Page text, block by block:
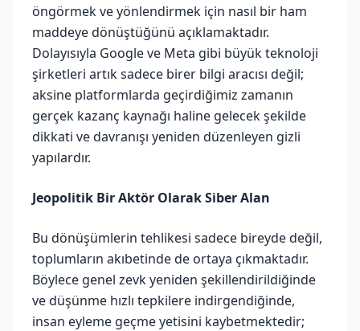
öngörmek ve yönlendirmek için nasıl bir ham
maddeye dönüştüğünü açıklamaktadır.
Dolayısıyla Google ve Meta gibi büyük teknoloji
şirketleri artık sadece birer bilgi aracısı değil;
aksine platformlarda geçirdiğimiz zamanın
gerçek kazanç kaynağı haline gelecek şekilde
dikkati ve davranışı yeniden düzenleyen gizli
yapılardır.
Jeopolitik Bir Aktör Olarak Siber Alan
Bu dönüşümlerin tehlikesi sadece bireyde değil,
toplumların akıbetinde de ortaya çıkmaktadır.
Böylece genel zevk yeniden şekillendirildiğinde
ve düşünme hızlı tepkilere indirgendiğinde,
insan eyleme geçme yetisini kaybetmektedir;